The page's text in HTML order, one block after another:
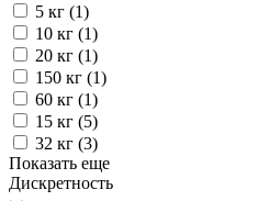
5 кг (1)
10 кг (1)
20 кг (1)
150 кг (1)
60 кг (1)
15 кг (5)
32 кг (3)
Показать еще
Дискретность